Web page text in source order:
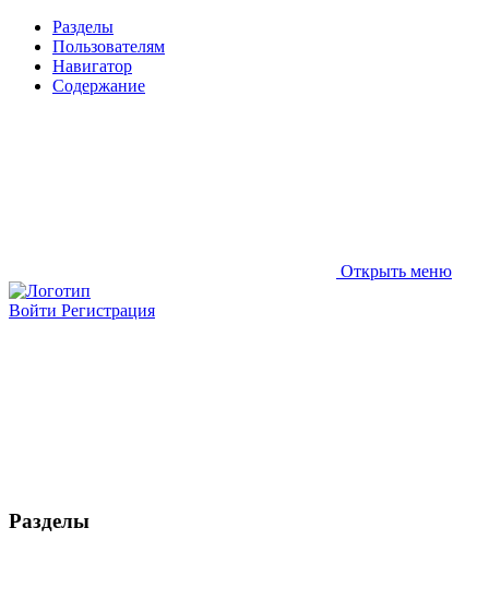
Разделы
Пользователям
Навигатор
Содержание
Открыть меню
Войти Регистрация
Разделы